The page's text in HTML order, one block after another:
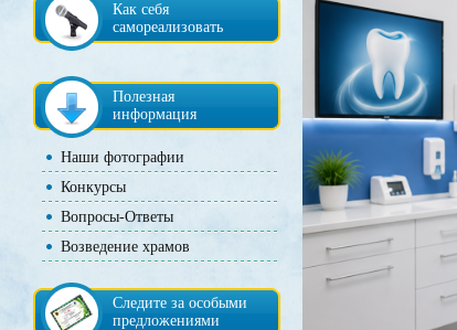
Как себя
самореализовать
Полезная
информация
Наши фотографии
Конкурсы
Вопросы-Ответы
Возведение храмов
Следите за особыми
предложениями